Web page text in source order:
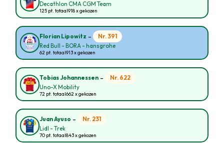
Decathlon CMA CGM Team
125 pt. totaal918 x gekozen
Florian Lipowitz - Nr. 391
Red Bull - BORA - hansgrohe
62 pt. totaal913 x gekozen
Tobias Johannessen - Nr. 622
Uno-X Mobility
72 pt. totaal662 x gekozen
Juan Ayuso - Nr. 231
Lidl - Trek
70 pt. totaal843 x gekozen